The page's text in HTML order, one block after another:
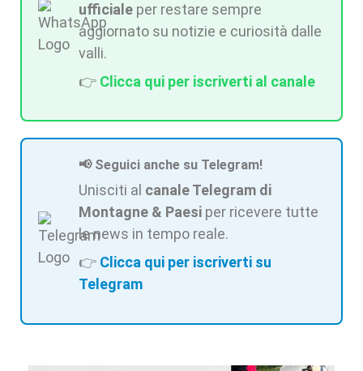
ufficiale per restare sempre
aggiornato su notizie e curiosità dalle
valli.
👉 Clicca qui per iscriverti al canale
📢 Seguici anche su Telegram!
Unisciti al canale Telegram di
Montagne & Paesi per ricevere tutte
le news in tempo reale.
👉 Clicca qui per iscriverti su
Telegram